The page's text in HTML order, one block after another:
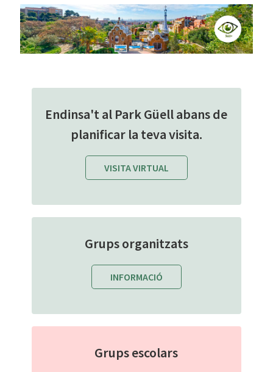
Endinsa't al Park Güell abans de
planificar la teva visita.
VISITA VIRTUAL
Grups organitzats
INFORMACIÓ
Grups escolars